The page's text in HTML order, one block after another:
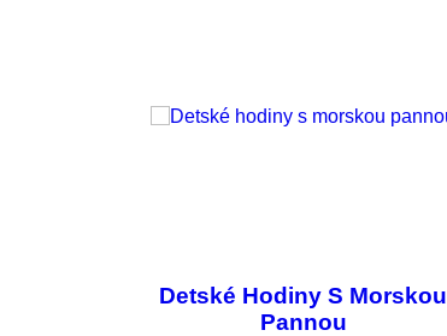
Detské Hodiny S Morskou
Pannou